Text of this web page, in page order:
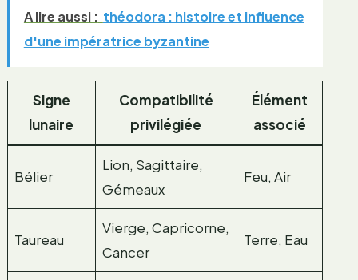
A lire aussi : théodora : histoire et influence
d'une impératrice byzantine
Signe
lunaire
Compatibilité
privilégiée
Élément
associé
Bélier
Lion, Sagittaire,
Gémeaux
Feu, Air
Taureau
Vierge, Capricorne,
Cancer
Terre, Eau